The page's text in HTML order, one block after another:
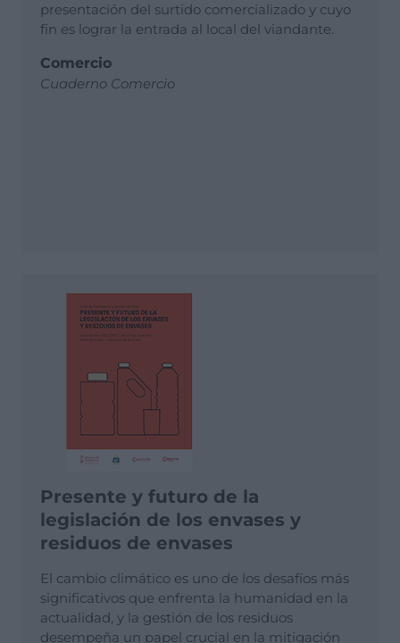
presentación del surtido comercializado y cuyo
fin es lograr la entrada al local del viandante.
Comercio
Cuaderno Comercio
Presente y futuro de la
legislación de los envases y
residuos de envases
El cambio climático es uno de los desafíos más
significativos que enfrenta la humanidad en la
actualidad, y la gestión de los residuos
desempeña un papel crucial en la mitigación